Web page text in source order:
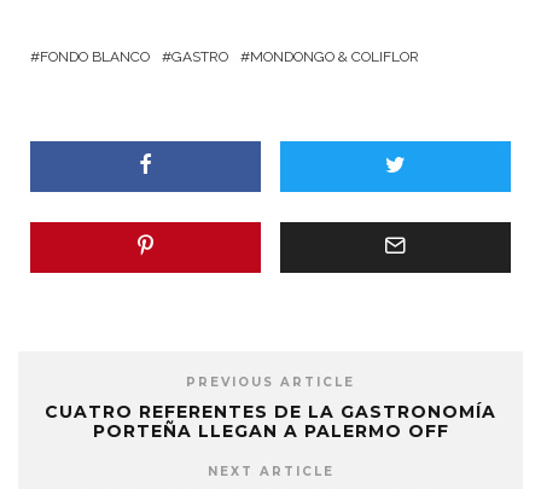
FONDO BLANCO GASTRO MONDONGO & COLIFLOR
PREVIOUS ARTICLE
CUATRO REFERENTES DE LA GASTRONOMÍA
PORTEÑA LLEGAN A PALERMO OFF
NEXT ARTICLE